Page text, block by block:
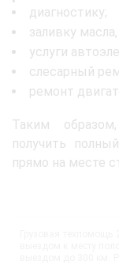
диагностику;
заливку
услуги
слесарный
ремонт
Таким
получить
прямо на месте